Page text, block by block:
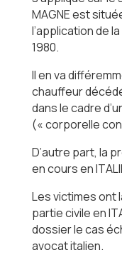
MAGNE est
l’application de
1980.
Il en va
chauffeur
dans le cadre
(« corporelle
D’autre part, la
en cours en
Les victimes ont
partie civile en
dossier le cas
avocat italien.